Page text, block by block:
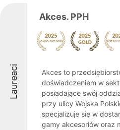
Laureaci
Akces. PPH
Akces to
doświadczeniem w
posiadające swój
przy ulicy Wojska
specjalizuje się w
gamy akcesoriów oraz